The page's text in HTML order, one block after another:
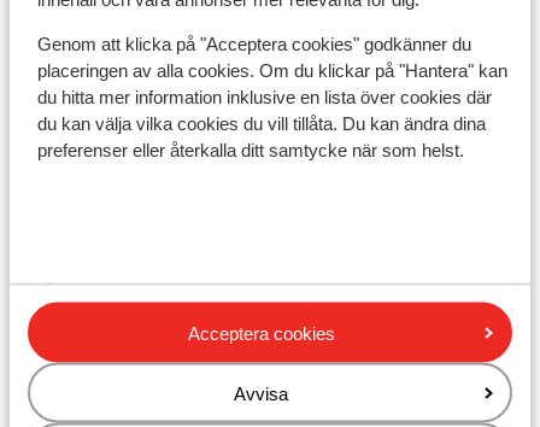
Genom att klicka på "Acceptera cookies" godkänner du
placeringen av alla cookies. Om du klickar på "Hantera" kan
du hitta mer information inklusive en lista över cookies där
du kan välja vilka cookies du vill tillåta. Du kan ändra dina
preferenser eller återkalla ditt samtycke när som helst.
Acceptera cookies
Avvisa
Liftkort/Utrustning/Skidskola
Liftkort
Andra boenden i Silvretta Skiregion
Hotel Fliana